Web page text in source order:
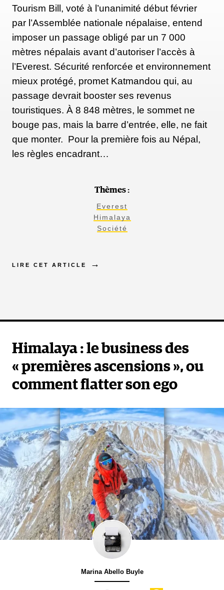
Tourism Bill, voté à l’unanimité début février
par l’Assemblée nationale népalaise, entend
imposer un passage obligé par un 7 000
mètres népalais avant d’autoriser l’accès à
l’Everest. Sécurité renforcée et environnement
mieux protégé, promet Katmandou qui, au
passage devrait booster ses revenus
touristiques. À 8 848 mètres, le sommet ne
bouge pas, mais la barre d’entrée, elle, ne fait
que monter. Pour la première fois au Népal,
les règles encadrant…
Thèmes :
Everest
Himalaya
Société
LIRE CET ARTICLE
Himalaya : le business des
« premières ascensions », ou
comment flatter son ego
Marina Abello Buyle